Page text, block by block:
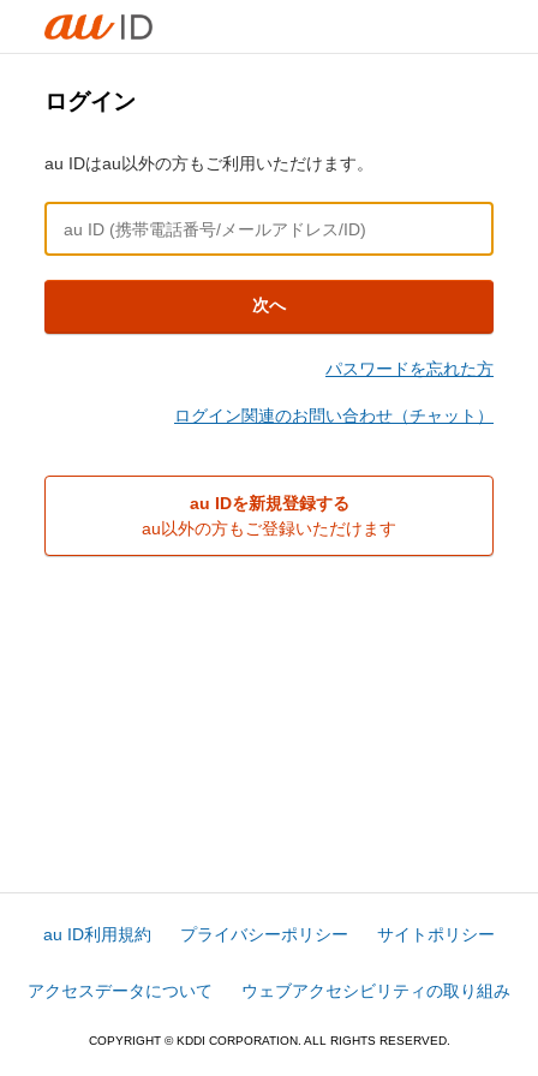
ログイン
au IDはau以外の方もご利用いただけます。
次へ
パスワードを忘れた方
ログイン関連のお問い合わせ（チャット）
au IDを新規登録する
au以外の方もご登録いただけます
au ID利用規約 プライバシーポリシー サイトポリシー
アクセスデータについて ウェブアクセシビリティの取り組み
COPYRIGHT © KDDI CORPORATION. ALL RIGHTS RESERVED.